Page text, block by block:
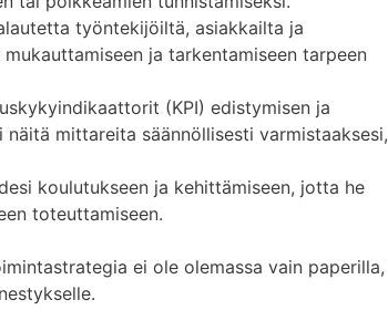
työntekijöiltä, asiakkailta ja
ja tarkentamiseen tarpeen
(KPI) edistymisen ja
mittareita säännöllisesti varmistaaksesi,
koulutukseen ja kehittämiseen, jotta he
toteuttamiseen.
ei ole olemassa vain paperilla,